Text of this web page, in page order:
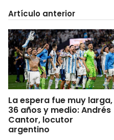
Artículo anterior
La espera fue muy larga,
36 años y medio: Andrés
Cantor, locutor
argentino